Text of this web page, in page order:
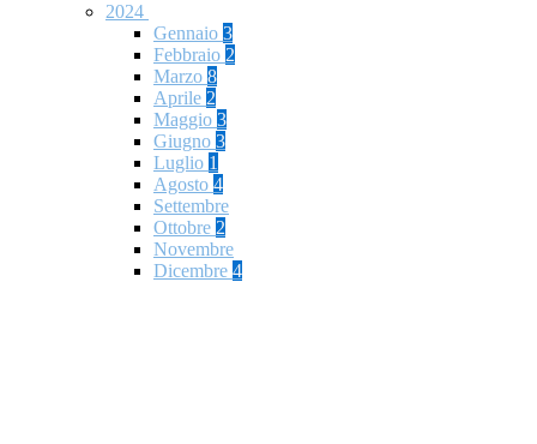
2024
Gennaio 3
Febbraio 2
Marzo 8
Aprile 2
Maggio 3
Giugno 3
Luglio 1
Agosto 4
Settembre
Ottobre 2
Novembre
Dicembre 4